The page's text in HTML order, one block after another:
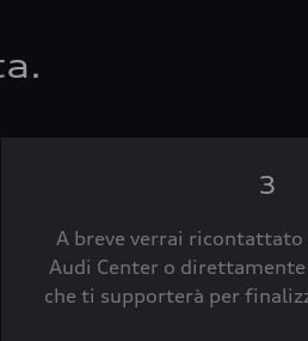
3
A breve verrai ricontattato
Audi Center o
che ti supporterà per